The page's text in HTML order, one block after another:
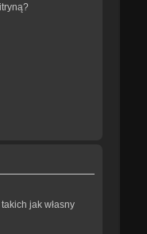
jak własny